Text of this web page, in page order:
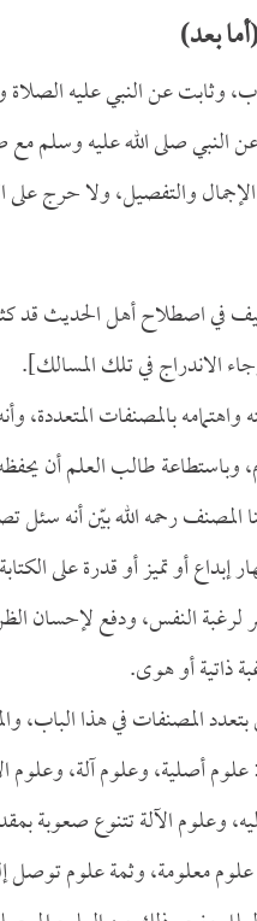
بعد)
وثابت عن النبي عليه الصلاة
النبي صلى الله عليه وسلم
والتفصيل، ولا حرج
في اصطلاح أهل
الاندراج في تلك المسالك].
واهتمامه بالمصنفات
وباستطاعة طالب العلم أن
رحمه الله بيّن أنه سئل
أو تميز أو قدرة على
النفس، ودفع لإحسان الظن
ذاتية أو هوى.
المصنفات في هذا الباب،
أصلية، وعلوم آلة،
وعلوم الآلة تتنوع صعوبة
علوم معلومة، وثمة علوم